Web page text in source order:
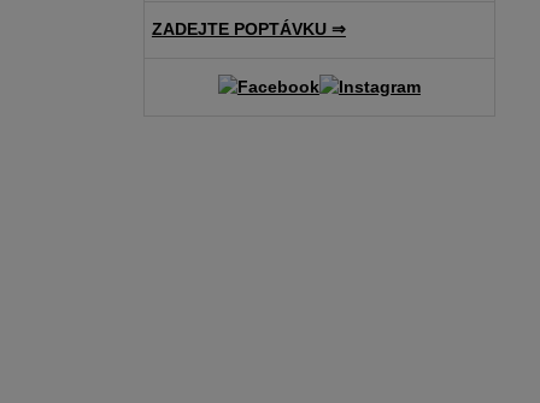
ZADEJTE POPTÁVKU ⇒